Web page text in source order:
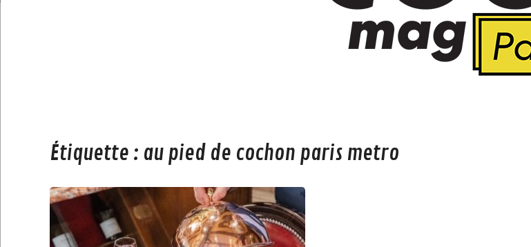
Étiquette : au pied de cochon paris metro